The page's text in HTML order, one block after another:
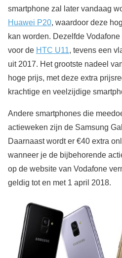
smartphone zal later vandaag
Huawei P20, waardoor deze
kan worden. Dezelfde
voor de HTC U11, tevens een
uit 2017. Het grootste nadeel
hoge prijs, met deze extra
krachtige en veelzijdige
Andere smartphones die
actieweken zijn de Samsung
Daarnaast wordt er €40 extra
wanneer je de bijbehorende
op de website van Vodafone
geldig tot en met 1 april 2018.